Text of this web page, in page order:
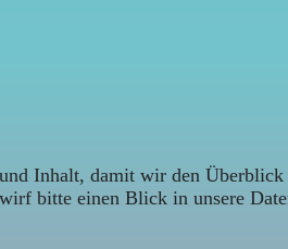
Inhalt, damit wir den
bitte einen Blick in unsere